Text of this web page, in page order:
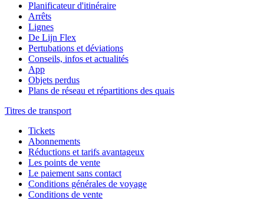
Planificateur d'itinéraire
Arrêts
Lignes
De Lijn Flex
Pertubations et déviations
Conseils, infos et actualités
App
Objets perdus
Plans de réseau et répartitions des quais
Titres de transport
Tickets
Abonnements
Réductions et tarifs avantageux
Les points de vente
Le paiement sans contact
Conditions générales de voyage
Conditions de vente